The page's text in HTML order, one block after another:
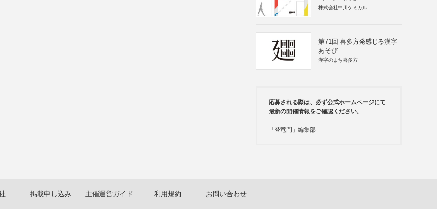
株式会社中川ケミカル
第71回 喜多方発感じる漢字
あそび
漢字のまち喜多方
応募される際は、必ず公式ホームページにて
最新の開催情報をご確認ください。
「登竜門」編集部
掲載申し込み 主催運営ガイド 利用規約 お問い合わせ